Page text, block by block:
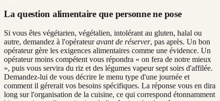
La question alimentaire que personne ne pose
Si vous êtes végétarien, végétalien, intolérant au gluten, halal ou
autre, demandez à l'opérateuravant de réserver, pas après. Un bon
opérateur gère les exigences alimentaires comme une évidence. Un
opérateur moins compétent vous répondra « on fera de notre mieux
», puis vous servira du riz et des légumes vapeur sept soirs d'affilée.
Demandez-lui de vous décrire le menu type d'une journée et
comment il gérerait vos besoins spécifiques. La réponse vous en dira
long sur l'organisation de la cuisine, ce qui correspond étonnamment